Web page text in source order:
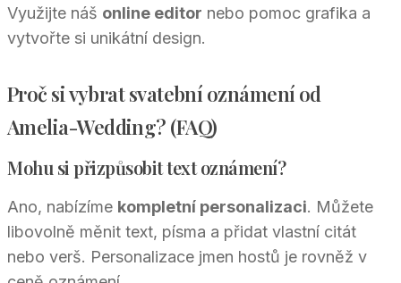
Využijte náš online editor nebo pomoc grafika a
vytvořte si unikátní design.
Proč si vybrat svatební oznámení od
Amelia-Wedding? (FAQ)
Mohu si přizpůsobit text oznámení?
Ano, nabízíme kompletní personalizaci. Můžete
libovolně měnit text, písma a přidat vlastní citát
nebo verš. Personalizace jmen hostů je rovněž v